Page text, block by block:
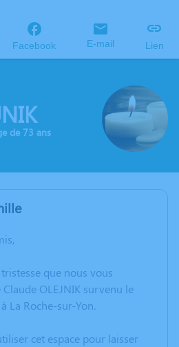
Facebook E-mail Lien
de 73 ans
que nous vous
OLEJNIK survenu le
La Roche-sur-Yon.
cet espace pour laisser